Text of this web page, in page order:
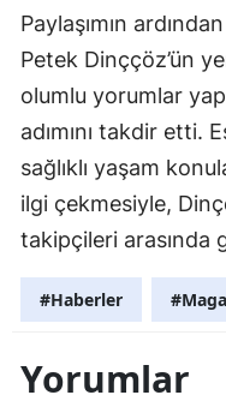
Paylaşımın
Petek Dinççöz’ün
olumlu yorumlar
adımını takdir etti.
sağlıklı yaşam
ilgi çekmesiyle,
takipçileri arasında
#Haberler
Yorumlar